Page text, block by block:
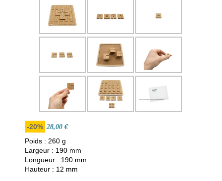
-20% 28,00 €
Poids : 260 g
Largeur : 190 mm
Longueur : 190 mm
Hauteur : 12 mm